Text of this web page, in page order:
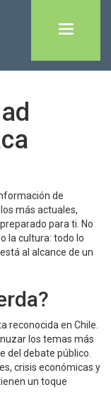
de
más actuales,
para ti. No
la cultura: todo lo
al alcance de un
reconocida en Chile.
los temas más
del debate público.
crisis económicas y
un toque